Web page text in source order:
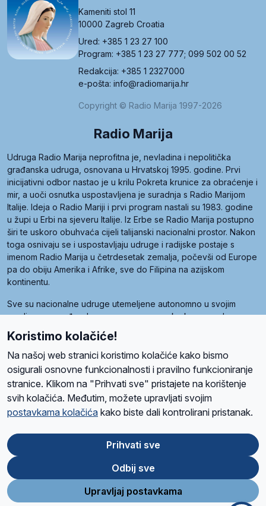
Kameniti stol 11
10000 Zagreb Croatia
Ured: +385 1 23 27 100
Program: +385 1 23 27 777; 099 502 00 52
Redakcija: +385 1 2327000
e-pošta: info@radiomarija.hr
Copyright © Radio Marija 1997-2026
Radio Marija
Udruga Radio Marija neprofitna je, nevladina i nepolitička
građanska udruga, osnovana u Hrvatskoj 1995. godine. Prvi
inicijativni odbor nastao je u krilu Pokreta krunice za obraćenje i
mir, a uoči osnutka uspostavljena je suradnja s Radio Marijom
Italije. Ideja o Radio Mariji i prvi program nastali su 1983. godine
u župi u Erbi na sjeveru Italije. Iz Erbe se Radio Marija postupno
širi te uskoro obuhvaća cijeli talijanski nacionalni prostor. Nakon
toga osnivaju se i uspostavljaju udruge i radijske postaje s
imenom Radio Marija u četrdesetak zemalja, počevši od Europe
pa do obiju Amerika i Afrike, sve do Filipina na azijskom
kontinentu.
Sve su nacionalne udruge utemeljene autonomno u svojim
zemljama, a međusobna su povezane preko krovne udruge
pod nazivom Svjetska obitelj Radio Marije (World Family of
Radio Maria). Svjetsku obitelj utemeljilo je sedam članica, među
kojima je i hrvatska Udruga Radio Marija.
O namaRadio ProgramVolonteriPrijateljiKontaktPravila privatnosti
Ova stranica je zaštićena Google reCAPTCHA sustavom
Store
Google
Play
Koristimo kolačiće!
Na našoj web stranici koristimo kolačiće kako bismo
osigurali osnovne funkcionalnosti i pravilno funkcioniranje
stranice. Klikom na "Prihvati sve" pristajete na korištenje
svih kolačića. Međutim, možete upravljati svojim
postavkama kolačića kako biste dali kontrolirani pristanak.
Prihvati sve
Odbij sve
Upravljaj postavkama